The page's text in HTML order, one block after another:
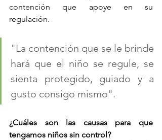
contención que apoye en su
regulación.
"La contención que se le brinde
hará que el niño se regule, se
sienta protegido, guiado y a
gusto consigo mismo".
¿Cuáles son las causas para que
tengamos niños sin control?